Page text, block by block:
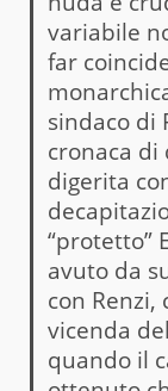
variabile
far
sindaco di
cronaca di
digerita
“protetto”
avuto da
con
vicenda
quando il